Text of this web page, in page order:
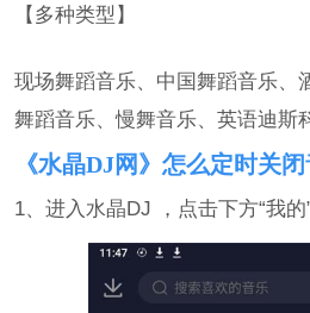
【多种类型】
现场舞蹈音乐、中国舞蹈音乐、
舞蹈音乐、慢舞音乐、英语迪
《水晶DJ网》怎么定时关
1、进入水晶DJ ，点击下方“我的